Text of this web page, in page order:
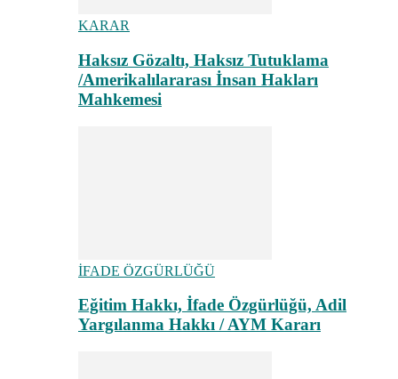
KARAR
Haksız Gözaltı, Haksız Tutuklama
/Amerikalılararası İnsan Hakları
Mahkemesi
İFADE ÖZGÜRLÜĞÜ
Eğitim Hakkı, İfade Özgürlüğü, Adil
Yargılanma Hakkı / AYM Kararı